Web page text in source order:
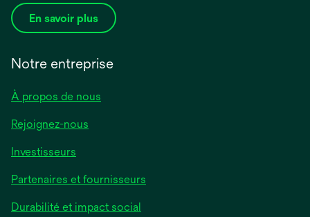
En savoir plus
Notre entreprise
À propos de nous
Rejoignez-nous
Investisseurs
Partenaires et fournisseurs
Durabilité et impact social